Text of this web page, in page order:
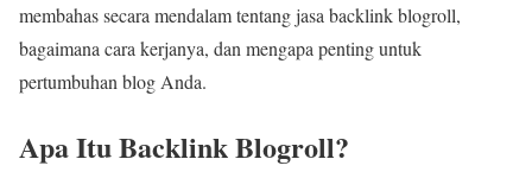
membahas secara mendalam tentang jasa backlink blogroll,
bagaimana cara kerjanya, dan mengapa penting untuk
pertumbuhan blog Anda.
Apa Itu Backlink Blogroll?